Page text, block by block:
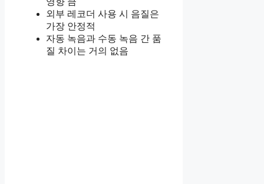
외부 레코더 사용 시 음질은
가장 안정적
자동 녹음과 수동 녹음 간 품
질 차이는 거의 없음